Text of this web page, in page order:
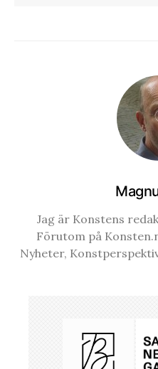
Jag är Konstens
Förutom på
Nyheter,